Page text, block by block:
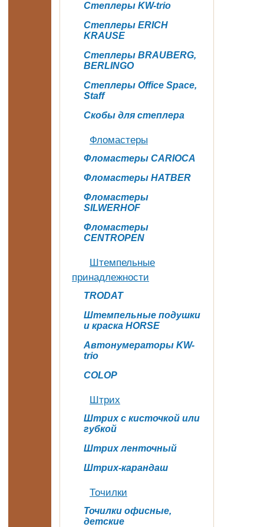
Степлеры KW-trio
Степлеры ERICH
KRAUSE
Степлеры BRAUBERG,
BERLINGO
Степлеры Office Space,
Staff
Скобы для степлера
Фломастеры
Фломастеры CARIOCA
Фломастеры HATBER
Фломастеры
SILWERHOF
Фломастеры
CENTROPEN
Штемпельные
принадлежности
TRODAT
Штемпельные подушки
и краска HORSE
Автонумераторы KW-
trio
COLOP
Штрих
Штрих с кисточкой или
губкой
Штрих ленточный
Штрих-карандаш
Точилки
Точилки офисные,
детские